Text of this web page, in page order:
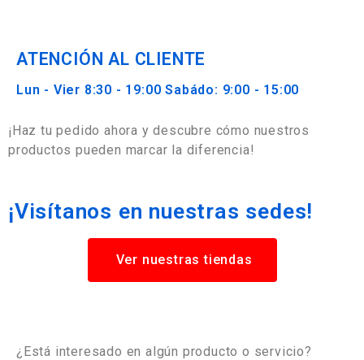
ATENCIÓN AL CLIENTE
Lun - Vier 8:30 - 19:00 Sabádo: 9:00 - 15:00
¡Haz tu pedido ahora y descubre cómo nuestros
productos pueden marcar la diferencia!
¡Visítanos en nuestras sedes!
Ver nuestras tiendas
¿Está interesado en algún producto o servicio?